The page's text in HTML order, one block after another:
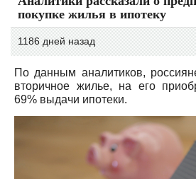
покупке жилья в ипотеку
1186 дней назад
По данным аналитиков,
вторичное жилье, на его
69% выдачи ипотеки.